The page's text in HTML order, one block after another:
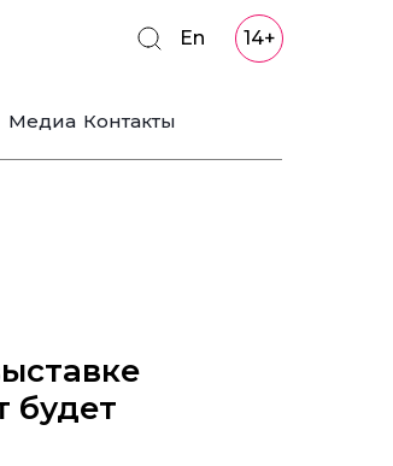
Медиа Контакты
En 14+
будет